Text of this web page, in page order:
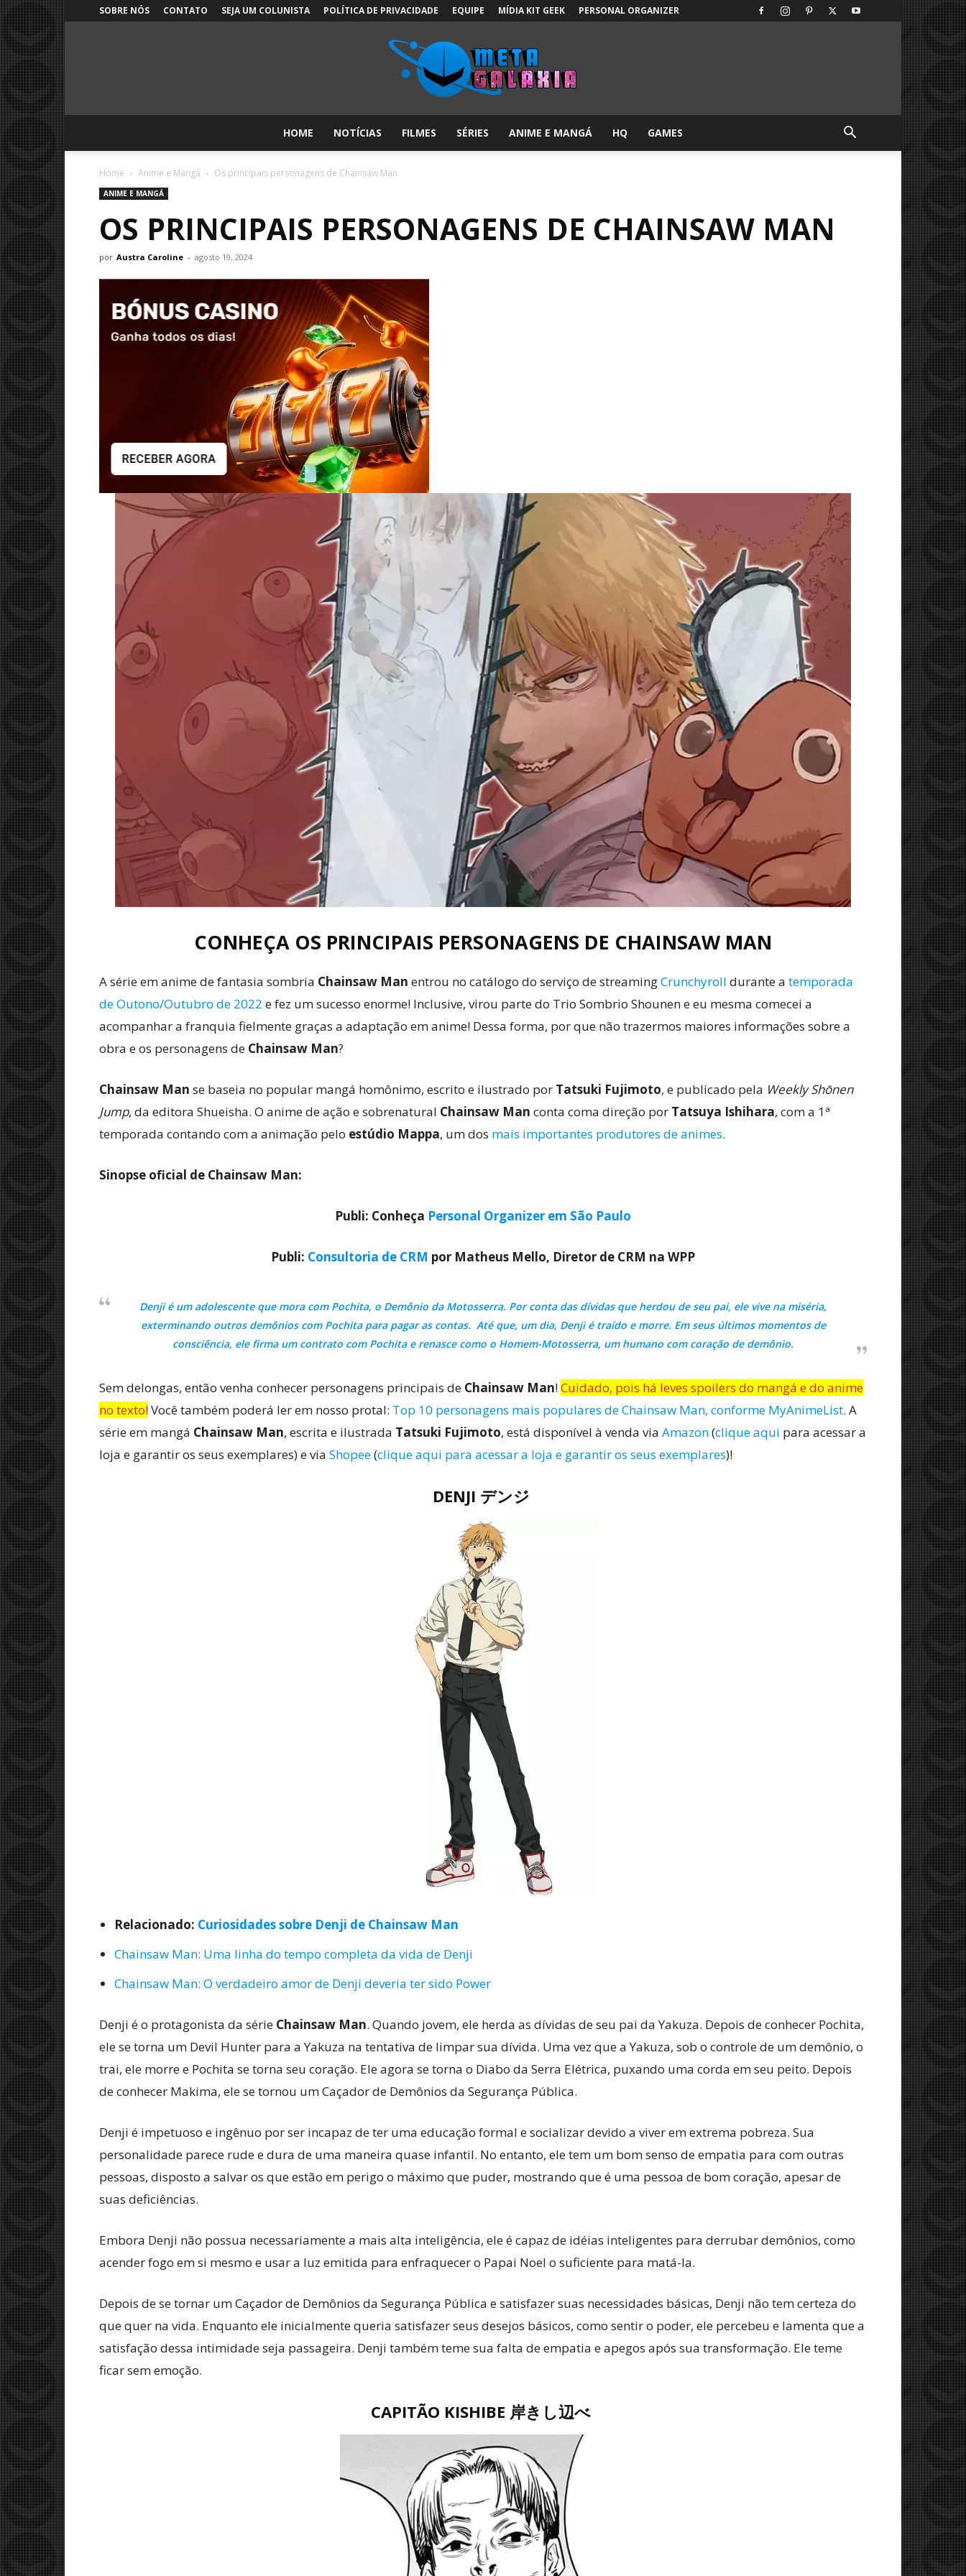
SOBRE NÓS CONTATO SEJA UM COLUNISTA POLÍTICA DE PRIVACIDADE EQUIPE MÍDIA KIT GEEK PERSONAL ORGANIZER
Galáxia:
notícias
sobre
Cultura
Pop!
HOME NOTÍCIAS FILMES SÉRIES ANIME E MANGÁ HQ GAMES
Home Anime e Mangá Os principais personagens de Chainsaw Man
ANIME E MANGÁ
OS PRINCIPAIS PERSONAGENS DE CHAINSAW MAN
por Austra Caroline - agosto 19, 2024
CONHEÇA OS PRINCIPAIS PERSONAGENS DE CHAINSAW MAN
A série em anime de fantasia sombria Chainsaw Man entrou no catálogo do serviço de streamingCrunchyroll durante a temporada
de Outono/Outubro de 2022 e fez um sucesso enorme! Inclusive, virou parte do Trio Sombrio Shounen e eu mesma comecei a
acompanhar a franquia fielmente graças a adaptação em anime! Dessa forma, por que não trazermos maiores informações sobre a
obra e os personagens de Chainsaw Man?
Chainsaw Man se baseia no popular mangá homônimo, escrito e ilustrado por Tatsuki Fujimoto, e publicado pela Weekly Shōnen
Jump, da editora Shueisha. O anime de ação e sobrenatural Chainsaw Man conta coma direção por Tatsuya Ishihara, com a 1ª
temporada contando com a animação pelo estúdio Mappa, um dos mais importantes produtores de animes.
Sinopse oficial de Chainsaw Man:
Publi: Conheça Personal Organizer em São Paulo
Publi: Consultoria de CRM por Matheus Mello, Diretor de CRM na WPP
Denji é um adolescente que mora com Pochita, o Demônio da Motosserra. Por conta das dívidas que herdou de seu pai, ele vive na miséria,
exterminando outros demônios com Pochita para pagar as contas. Até que, um dia, Denji é traído e morre. Em seus últimos momentos de
consciência, ele firma um contrato com Pochita e renasce como o Homem-Motosserra, um humano com coração de demônio.
Sem delongas, então venha conhecer personagens principais de Chainsaw Man!Cuidado, pois há leves spoilers do mangá e do anime
no texto! Você também poderá ler em nosso protal: Top 10 personagens mais populares de Chainsaw Man, conforme MyAnimeList. A
série em mangá Chainsaw Man, escrita e ilustrada Tatsuki Fujimoto, está disponível à venda via Amazon(clique aqui para acessar a
loja e garantir os seus exemplares) e via Shopee(clique aqui para acessar a loja e garantir os seus exemplares)!
DENJI デンジ
Relacionado: Curiosidades sobre Denji de Chainsaw Man
Chainsaw Man: Uma linha do tempo completa da vida de Denji
Chainsaw Man: O verdadeiro amor de Denji deveria ter sido Power
Denji é o protagonista da série Chainsaw Man. Quando jovem, ele herda as dívidas de seu pai da Yakuza. Depois de conhecer Pochita,
ele se torna um Devil Hunter para a Yakuza na tentativa de limpar sua dívida. Uma vez que a Yakuza, sob o controle de um demônio, o
trai, ele morre e Pochita se torna seu coração. Ele agora se torna o Diabo da Serra Elétrica, puxando uma corda em seu peito. Depois
de conhecer Makima, ele se tornou um Caçador de Demônios da Segurança Pública.
Denji é impetuoso e ingênuo por ser incapaz de ter uma educação formal e socializar devido a viver em extrema pobreza. Sua
personalidade parece rude e dura de uma maneira quase infantil. No entanto, ele tem um bom senso de empatia para com outras
pessoas, disposto a salvar os que estão em perigo o máximo que puder, mostrando que é uma pessoa de bom coração, apesar de
suas deficiências.
Embora Denji não possua necessariamente a mais alta inteligência, ele é capaz de idéias inteligentes para derrubar demônios, como
acender fogo em si mesmo e usar a luz emitida para enfraquecer o Papai Noel o suficiente para matá-la.
Depois de se tornar um Caçador de Demônios da Segurança Pública e satisfazer suas necessidades básicas, Denji não tem certeza do
que quer na vida. Enquanto ele inicialmente queria satisfazer seus desejos básicos, como sentir o poder, ele percebeu e lamenta que a
satisfação dessa intimidade seja passageira. Denji também teme sua falta de empatia e apegos após sua transformação. Ele teme
ficar sem emoção.
CAPITÃO KISHIBE 岸きし辺べ